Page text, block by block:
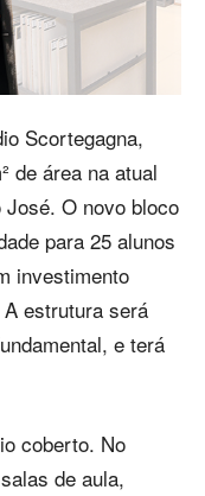
Scortegagna,
de área na atual
O novo bloco
para 25 alunos
investimento
estrutura será
e terá
coberto. No
de aula,